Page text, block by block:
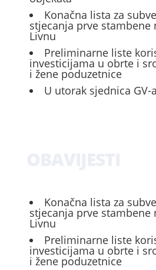
Konačna lista za
stjecanja prve stambene
Livnu
Preliminarne liste
investicijama u obrte i
i žene poduzetnice
U utorak sjednica GV-
Konačna lista za
stjecanja prve stambene
Livnu
Preliminarne liste
investicijama u obrte i
i žene poduzetnice